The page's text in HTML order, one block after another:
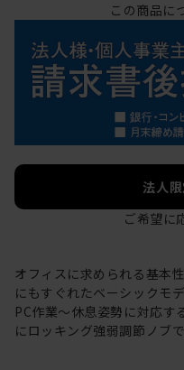
この商品に
法人
ご希望に
オフィスに求められる基本
にもすぐれたベーシックモ
PC作業～休息姿勢に対応す
にロッキング強弱調節ノブ